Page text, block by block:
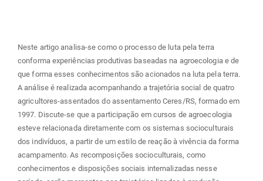
Neste artigo analisa-se como o processo de luta pela terra
conforma experiências produtivas baseadas na agroecologia e de
que forma esses conhecimentos são acionados na luta pela terra.
A análise é realizada acompanhando a trajetória social de quatro
agricultores-assentados do assentamento Ceres/RS, formado em
1997. Discute-se que a participação em cursos de agroecologia
esteve relacionada diretamente com os sistemas socioculturais
dos indivíduos, a partir de um estilo de reação à vivência da forma
acampamento. As recomposições socioculturais, como
conhecimentos e disposições sociais internalizadas nesse